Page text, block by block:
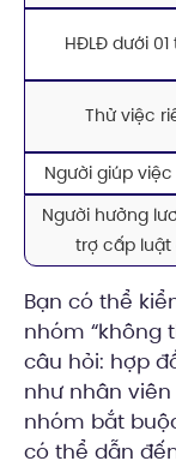
HĐLĐ dưới
Thử việc
Người giúp
Người hưởng
trợ cấp luật
Bạn có thể
nhóm “không
câu hỏi: hợp
như nhân
nhóm bắt
có thể dẫn